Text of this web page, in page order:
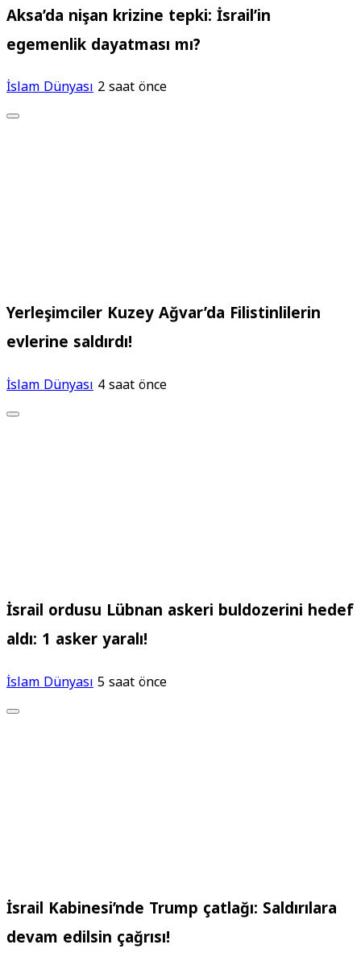
Aksa’da nişan krizine tepki: İsrail’in
egemenlik dayatması mı?
İslam Dünyası2 saat önce
Yerleşimciler Kuzey Ağvar’da Filistinlilerin
evlerine saldırdı!
İslam Dünyası4 saat önce
İsrail ordusu Lübnan askeri buldozerini hedef
aldı: 1 asker yaralı!
İslam Dünyası5 saat önce
İsrail Kabinesi’nde Trump çatlağı: Saldırılara
devam edilsin çağrısı!